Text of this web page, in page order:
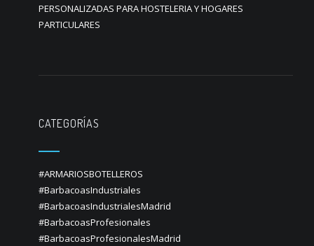
PERSONALIZADAS PARA HOSTELERIA Y HOGARES
PARTICULARES
CATEGORÍAS
#ARMARIOSBOTELLEROS
#BarbacoasIndustriales
#BarbacoasIndustrialesMadrid
#BarbacoasProfesionales
#BarbacoasProfesionalesMadrid